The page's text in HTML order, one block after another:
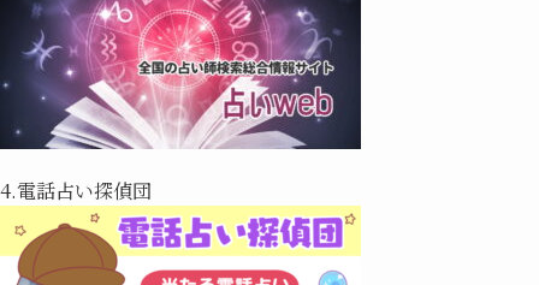
4.電話占い探偵団